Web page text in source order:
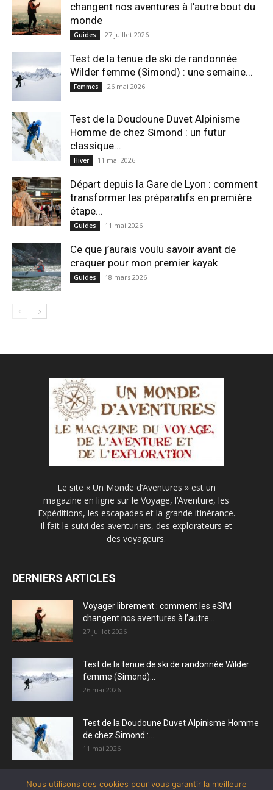
changent nos aventures à l’autre bout du
monde
Guides 27 juillet 2026
Test de la tenue de ski de randonnée
Wilder femme (Simond) : une semaine...
Femmes 26 mai 2026
Test de la Doudoune Duvet Alpinisme
Homme de chez Simond : un futur
classique...
Hiver 11 mai 2026
Départ depuis la Gare de Lyon : comment
transformer les préparatifs en pre⁠mière
étape...
Guides 11 mai 2026
Ce que j’aurais voulu savoir avant de
craquer pour mon premier kayak
Guides 18 mars 2026
Le site « Un Monde d’Aventures » est un
magazine en ligne sur le Voyage, l’Aventure, les
Expéditions, les escapades et la grande itinérance.
Il fait le suivi des aventuriers, des explorateurs et
des voyageurs.
DERNIERS ARTICLES
Voyager librement : comment les eSIM
changent nos aventures à l’autre...
27 juillet 2026
Test de la tenue de ski de randonnée Wilder
femme (Simond)...
26 mai 2026
Test de la Doudoune Duvet Alpinisme Homme
de chez Simond :...
11 mai 2026
Nous utilisons des cookies pour vous garantir la meilleure